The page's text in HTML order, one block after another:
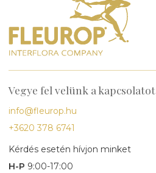
Vegye fel velünk a kapcsolatot
info@fleurop.hu
+3620 378 6741
Kérdés esetén hívjon minket
H-P 9:00-17:00